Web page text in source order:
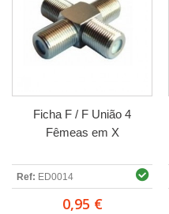
Ficha F / F União 4
Fêmeas em X
Ref: ED0014
0,95 €